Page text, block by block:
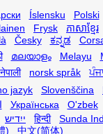
Íslensku Polski
Frysk ភាសាខ្មែរ
Česky ಕನ್ನಡ
മലയാളം Melayu
नेपाली norsk språk
jazyk Slovenščina
Українська O'zbek
ייִדיש हिन्दी Sunda
) 中文(简体)